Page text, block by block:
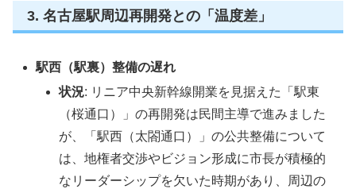
3. 名古屋駅周辺再開発との「温度差」
駅西（駅裏）整備の遅れ
状況: リニア中央新幹線開業を見据えた「駅東
（桜通口）」の再開発は民間主導で進みました
が、「駅西（太閤通口）」の公共整備について
は、地権者交渉やビジョン形成に市長が積極的
なリーダーシップを欠いた時期があり、周辺の